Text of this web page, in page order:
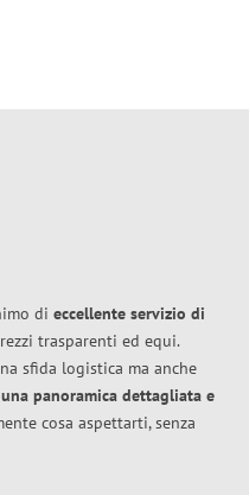
di eccellente servizio di
trasparenti ed equi.
sfida logistica ma anche
una panoramica dettagliata e
cosa aspettarti, senza